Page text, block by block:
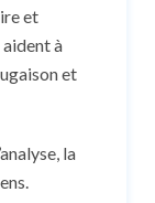
et
à
et
la